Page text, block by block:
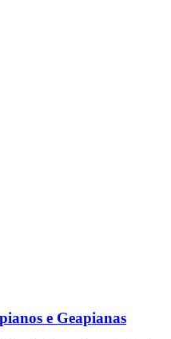
e Geapianas